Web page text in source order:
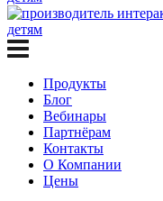
Продукты
Блог
Вебинары
Партнёрам
Контакты
О Компании
Цены